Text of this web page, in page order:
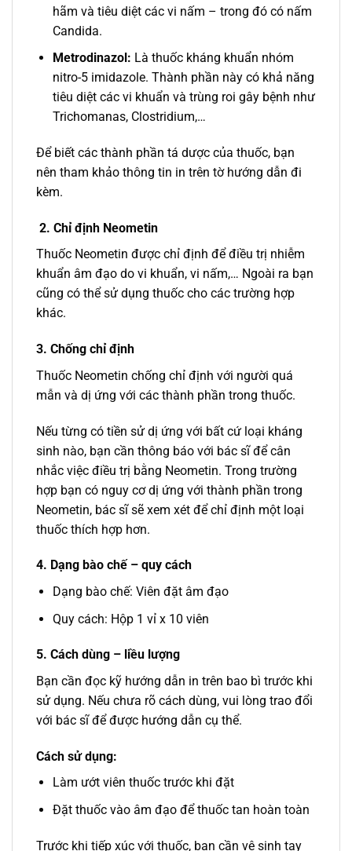
hãm và tiêu diệt các vi nấm – trong đó có nấm
Candida.
Metrodinazol: Là thuốc kháng khuẩn nhóm
nitro-5 imidazole. Thành phần này có khả năng
tiêu diệt các vi khuẩn và trùng roi gây bệnh như
Trichomanas, Clostridium,…
Để biết các thành phần tá dược của thuốc, bạn
nên tham khảo thông tin in trên tờ hướng dẫn đi
kèm.
2. Chỉ định Neometin
Thuốc Neometin được chỉ định để điều trị nhiễm
khuẩn âm đạo do vi khuẩn, vi nấm,… Ngoài ra bạn
cũng có thể sử dụng thuốc cho các trường hợp
khác.
3. Chống chỉ định
Thuốc Neometin chống chỉ định với người quá
mẫn và dị ứng với các thành phần trong thuốc.
Nếu từng có tiền sử dị ứng với bất cứ loại kháng
sinh nào, bạn cần thông báo với bác sĩ để cân
nhắc việc điều trị bằng Neometin. Trong trường
hợp bạn có nguy cơ dị ứng với thành phần trong
Neometin, bác sĩ sẽ xem xét để chỉ định một loại
thuốc thích hợp hơn.
4. Dạng bào chế – quy cách
Dạng bào chế: Viên đặt âm đạo
Quy cách: Hộp 1 vỉ x 10 viên
5. Cách dùng – liều lượng
Bạn cần đọc kỹ hướng dẫn in trên bao bì trước khi
sử dụng. Nếu chưa rõ cách dùng, vui lòng trao đổi
với bác sĩ để được hướng dẫn cụ thể.
Cách sử dụng:
Làm ướt viên thuốc trước khi đặt
Đặt thuốc vào âm đạo để thuốc tan hoàn toàn
Trước khi tiếp xúc với thuốc, bạn cần vệ sinh tay